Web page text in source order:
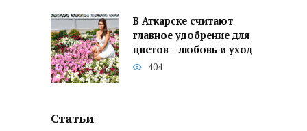
В Аткарске считают
главное удобрение для
цветов – любовь и уход
404
Статьи